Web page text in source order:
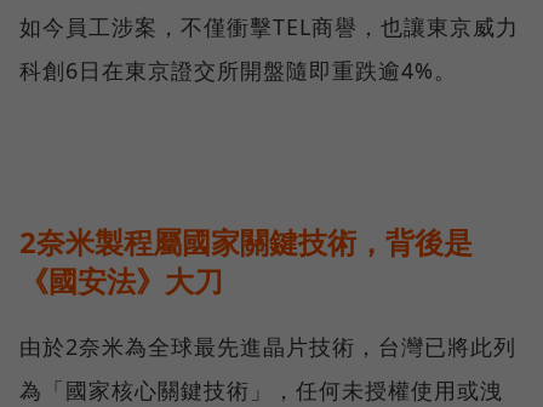
如今員工涉案，不僅衝擊TEL商譽，也讓東京威力
科創6日在東京證交所開盤隨即重跌逾4%。
2奈米製程屬國家關鍵技術，背後是
《國安法》大刀
由於2奈米為全球最先進晶片技術，台灣已將此列
為「國家核心關鍵技術」，任何未授權使用或洩